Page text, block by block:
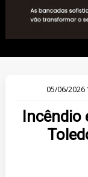
05/06/